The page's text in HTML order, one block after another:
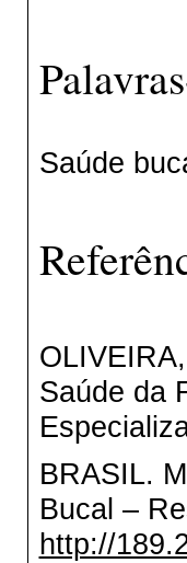
Saúde
Saúde da
BRASIL.
Bucal –
http://